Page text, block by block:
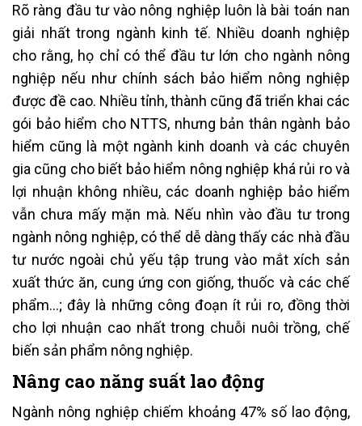
Rõ ràng đầu tư vào nông nghiệp luôn là bài toán nan
giải nhất trong ngành kinh tế. Nhiều doanh nghiệp
cho rằng, họ chỉ có thể đầu tư lớn cho ngành nông
nghiệp nếu như chính sách bảo hiểm nông nghiệp
được đề cao. Nhiều tỉnh, thành cũng đã triển khai các
gói bảo hiểm cho NTTS, nhưng bản thân ngành bảo
hiểm cũng là một ngành kinh doanh và các chuyên
gia cũng cho biết bảo hiểm nông nghiệp khá rủi ro và
lợi nhuận không nhiều, các doanh nghiệp bảo hiểm
vẫn chưa mấy mặn mà. Nếu nhìn vào đầu tư trong
ngành nông nghiệp, có thể dễ dàng thấy các nhà đầu
tư nước ngoài chủ yếu tập trung vào mắt xích sản
xuất thức ăn, cung ứng con giống, thuốc và các chế
phẩm…; đây là những công đoạn ít rủi ro, đồng thời
cho lợi nhuận cao nhất trong chuỗi nuôi trồng, chế
biến sản phẩm nông nghiệp.
Nâng cao năng suất lao động
Ngành nông nghiệp chiếm khoảng 47% số lao động,